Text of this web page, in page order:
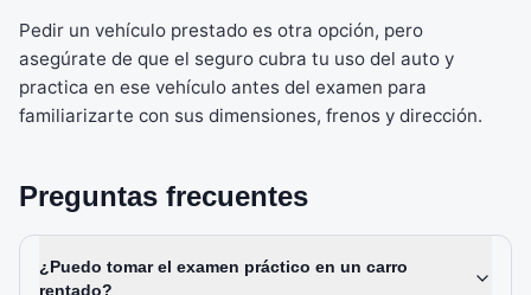
Pedir un vehículo prestado es otra opción, pero
asegúrate de que el seguro cubra tu uso del auto y
practica en ese vehículo antes del examen para
familiarizarte con sus dimensiones, frenos y dirección.
Preguntas frecuentes
¿Puedo tomar el examen práctico en un carro
rentado?